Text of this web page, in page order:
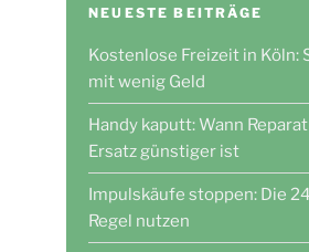
NEUESTE BEITRÄGE
Kostenlose Freizeit in Köln:
mit wenig Geld
Handy kaputt: Wann
Ersatz günstiger ist
Impulskäufe stoppen: Die
Regel nutzen